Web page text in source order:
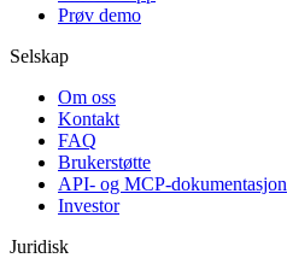
Prøv demo
Selskap
Om oss
Kontakt
FAQ
Brukerstøtte
API- og MCP-dokumentasjon
Investor
Juridisk